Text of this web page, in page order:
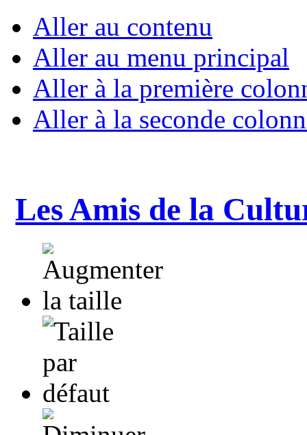
Aller au contenu
Aller au menu principal
Aller à la première
Aller à la seconde
Les Amis de la